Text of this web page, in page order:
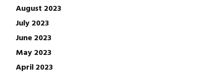
August 2023
July 2023
June 2023
May 2023
April 2023